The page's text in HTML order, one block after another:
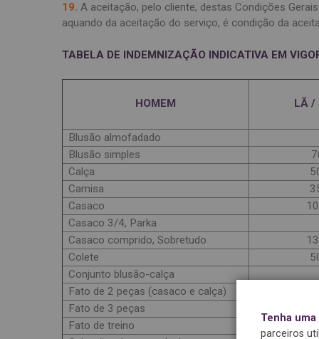
19. A aceitação, pelo cliente, destas Condições
aquando da aceitação do serviço, é condição da
TABELA DE INDEMNIZAÇÃO INDICATIVA EM
HOMEM LÃ /
Blusão almofadado
Blusão simples
Calça
Camisa
Casaco
Casaco 3/4, Parka
Casaco comprido, Sobretudo
Colete
Conjunto blusão-calça
Fato de 2 peças (casaco e calça)
Fato de 3 peças
Fato de treino
Tenha
parceiros